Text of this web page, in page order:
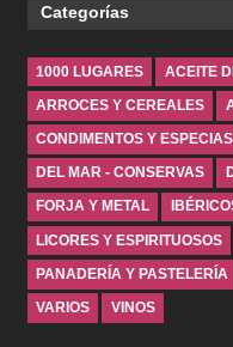
Categorías
1000 LUGARES ACEITE
ARROCES Y CEREALES
CONDIMENTOS Y ESPECIAS
DEL MAR - CONSERVAS
FORJA Y METAL
LICORES Y ESPIRITUOSOS
PANADERÍA Y PASTELERÍA
VARIOS VINOS